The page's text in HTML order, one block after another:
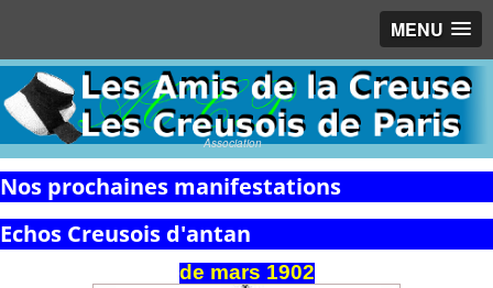
MENU
Association
Nos prochaines manifestations
Echos Creusois d'antan
de mars 1902